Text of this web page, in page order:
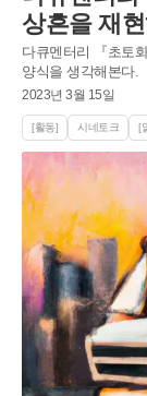
상흔을 재
다큐멘터리 『초토
양식을 생각해본다.
2023년 3월 15일
[활동] 시네토크 [